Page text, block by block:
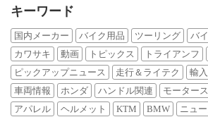
キーワード
国内メーカー バイク用品 ツーリング バ
カワサキ
動画 トピックス トライアンフ
ピックアップニュース
走行＆ライテク 輸
車両情報
ホンダ ハンドル関連 モーター
アパレル
ヘルメット KTM BMW ニュ